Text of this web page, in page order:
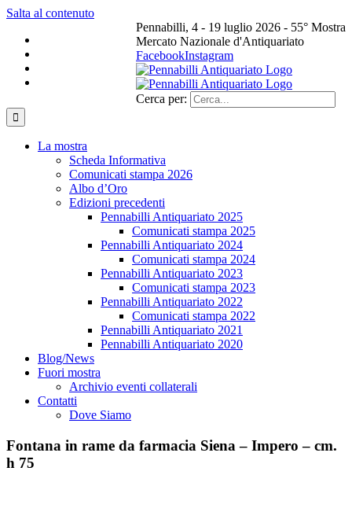
Salta al contenuto
Pennabilli, 4 - 19 luglio 2026 - 55° Mostra
Mercato Nazionale d'Antiquariato
FacebookInstagram
Cerca per:
La mostra
Scheda Informativa
Comunicati stampa 2026
Albo d’Oro
Edizioni precedenti
Pennabilli Antiquariato 2025
Comunicati stampa 2025
Pennabilli Antiquariato 2024
Comunicati stampa 2024
Pennabilli Antiquariato 2023
Comunicati stampa 2023
Pennabilli Antiquariato 2022
Comunicati stampa 2022
Pennabilli Antiquariato 2021
Pennabilli Antiquariato 2020
Blog/News
Fuori mostra
Archivio eventi collaterali
Contatti
Dove Siamo
Fontana in rame da farmacia Siena – Impero – cm.
h 75